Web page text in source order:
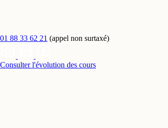
01 88 33 62 21 (appel non surtaxé)
Consulter l'évolution des cours